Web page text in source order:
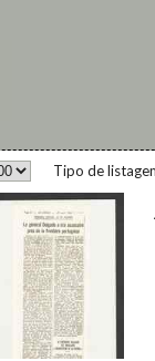
Tipo de